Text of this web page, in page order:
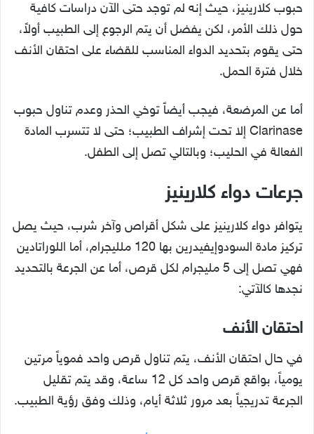
حبوب كلارينيز، حيث إنه لم توجد حتى الآن دراسات كافية
حول ذلك الأمر، لكن يفضل أن يتم الرجوع إلى الطبيب أولاً،
حتى يقوم بتحديد الدواء المناسب للقضاء على احتقان الأنف
خلال فترة الحمل.
أما عن المرضعة، فيجب أيضاً توخي الحذر وعدم تناول حبوب
Clarinase إلا تحت إشراف الطبيب؛ حتى لا تتسرب المادة
الفعالة في الحليب؛ وبالتالي تصل إلى الطفل.
جرعات دواء كلارينيز
يتوافر دواء كلارينيز على شكل أقراص وآخر شرب، حيث يصل
تركيز مادة السودوإيفيدرين بها 120 ملليجرام، أما اللوراتادين
فهي تصل إلى 5 مليجرام لكل قرص، أما عن الجرعة بالتحديد
نجدها كالآتي:
احتقان الأنف
في حال احتقان الأنف، يتم تناول قرص واحد فموياً مرتين
يومياً، بواقع قرص واحد كل 12 ساعة، وقد يتم تقليل
الجرعة تدريجياً بعد مرور ثلاثة أيام، وذلك وفق رؤية الطبيب.